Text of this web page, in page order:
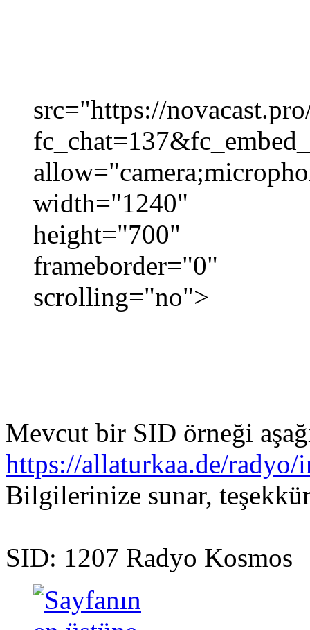
src="https://
width="1240"
height="700"
frameborder="0"
scrolling="no">
Mevcut bir SID örneği
https://allaturkaa.de/radyo/
Bilgilerinize sunar,
SID: 1207 Radyo Kosmos